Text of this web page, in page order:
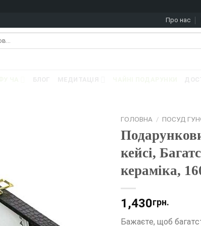
Про нас
ГОЛОВНА / ПОСУД
кейсі,
кераміка,
1,430грн.
Бажаєте, щоб